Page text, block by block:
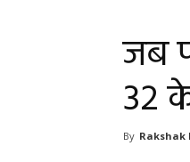
जब
32
By Rakshak